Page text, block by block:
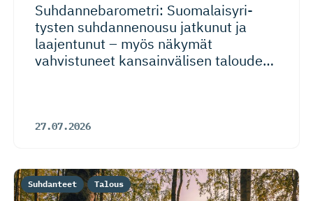
Suhdanneba­ro­metri: Suomalaisy­ri­
tysten suhdannenousu jatkunut ja
laajentunut – myös näkymät
vahvistuneet kansainvälisen talouden
27.07.2026
Suhdanteet Talous